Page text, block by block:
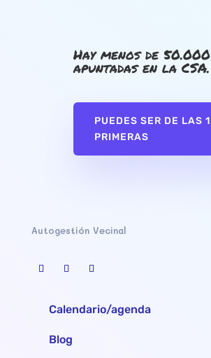
Hay menos de
apuntadas en la CSA.
PUEDES SER DE LAS
PRIMERAS
Autogestión Vecinal
Calendario/agenda
Blog